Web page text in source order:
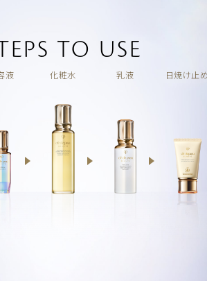
TO USE
液 化粧水 乳液 日焼け止